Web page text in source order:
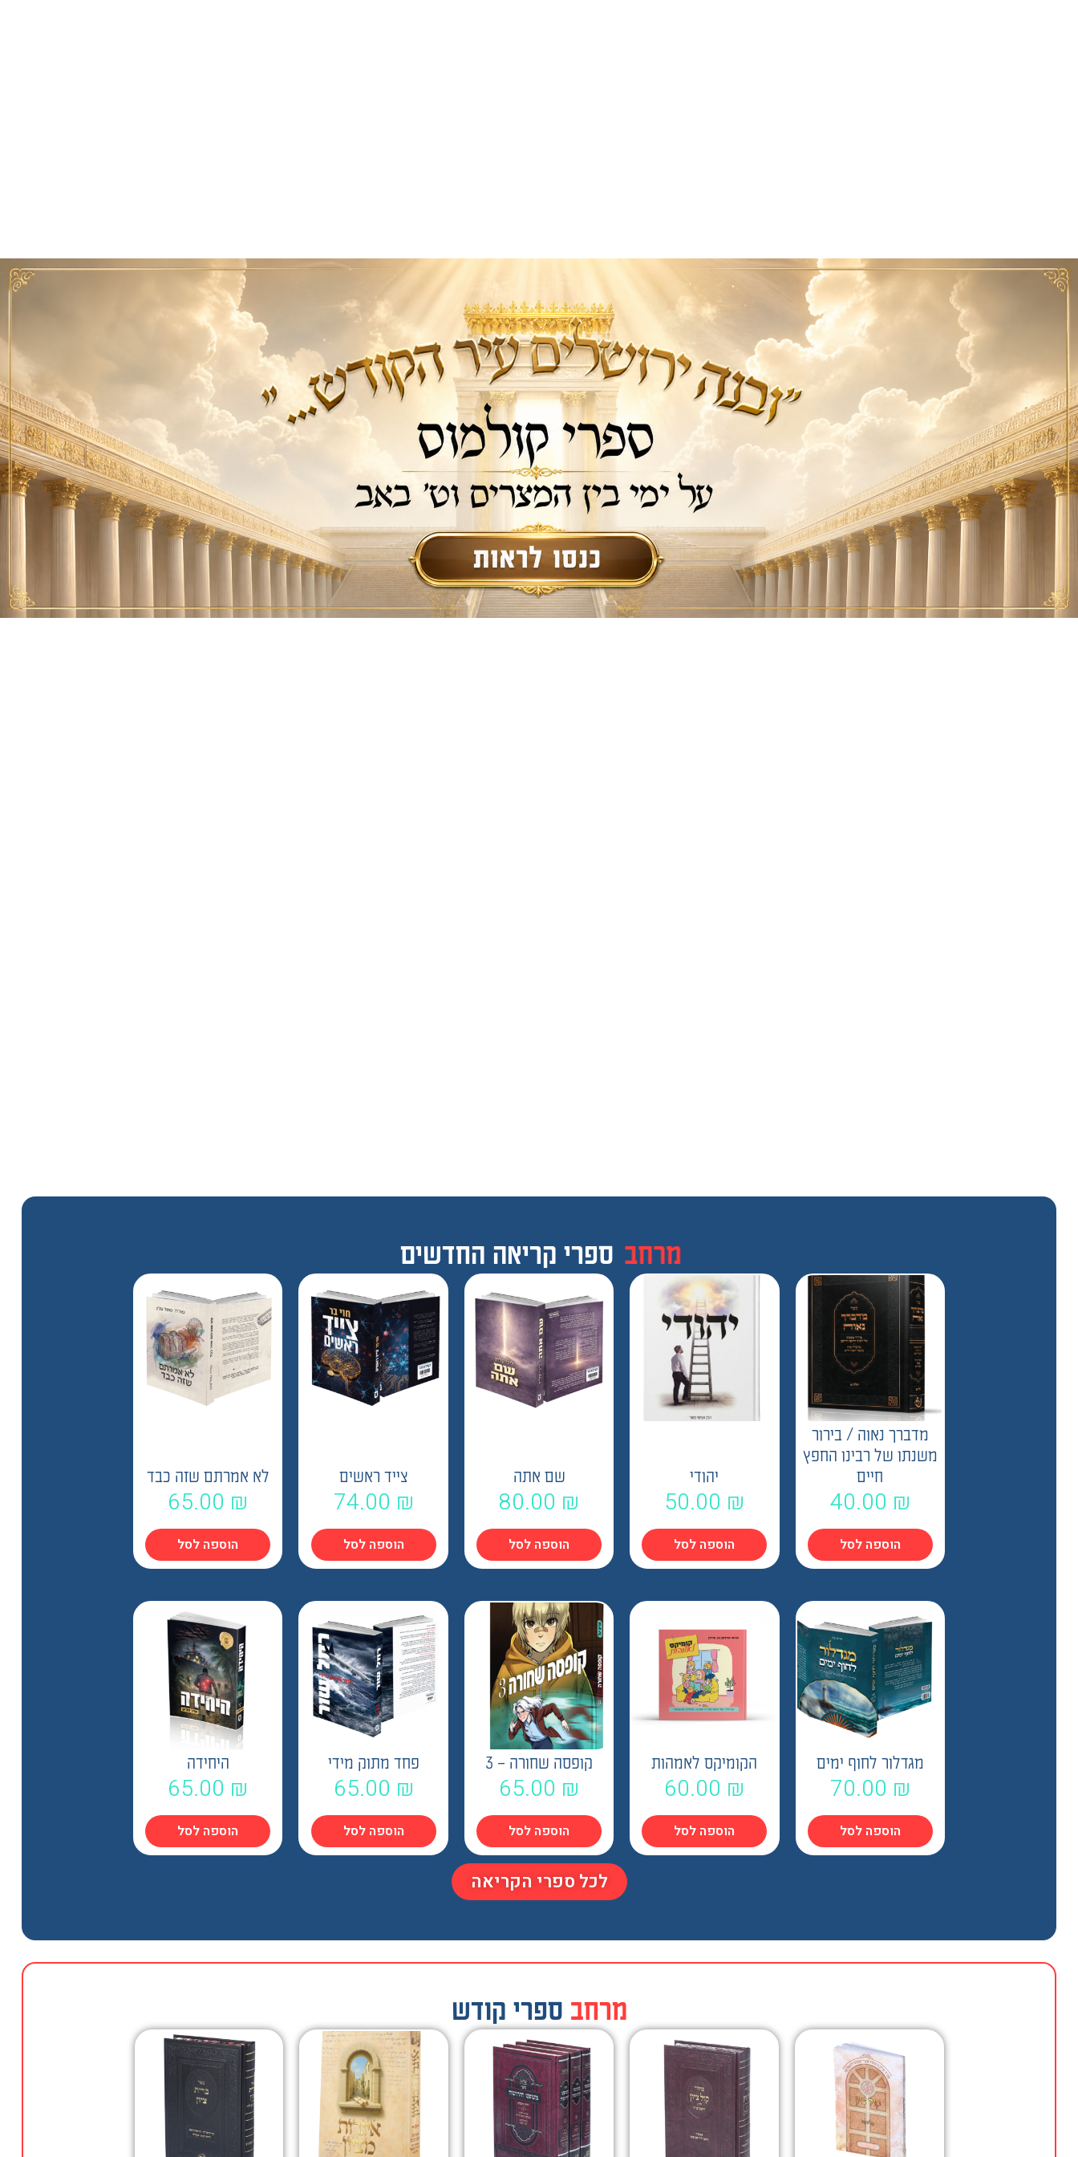
מרחב ספרי קריאה החדשים
מדברך נאוה / בירור
משנתו של רבינו החפץ
חיים
40.00 ₪
הוספה לסל
יהודי
50.00 ₪
הוספה לסל
שם אתה
80.00 ₪
הוספה לסל
צייד ראשים
74.00 ₪
הוספה לסל
לא אמרתם שזה כבד
65.00 ₪
הוספה לסל
מגדלור לחוף ימים
70.00 ₪
הוספה לסל
הקומיקס לאמהות
60.00 ₪
הוספה לסל
קופסה שחורה – 3
65.00 ₪
הוספה לסל
פחד מתוק מידי
65.00 ₪
הוספה לסל
היחידה
65.00 ₪
הוספה לסל
לכל ספרי הקריאה
מבחר ספרי קודש